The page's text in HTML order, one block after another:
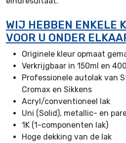
WIJ HEBBEN ENKELE
VOOR U ONDER
Originele kleur opmaat
Verkrijgbaar in 150ml en
Professionele autolak van
Cromax en Sikkens
Acryl/conventioneel lak
Uni (Solid), metallic- en
1K (1-componenten lak)
Hoge dekking van de lak